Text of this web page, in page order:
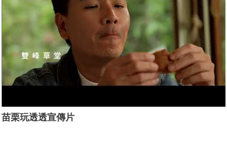
苗栗玩透透宣傳片